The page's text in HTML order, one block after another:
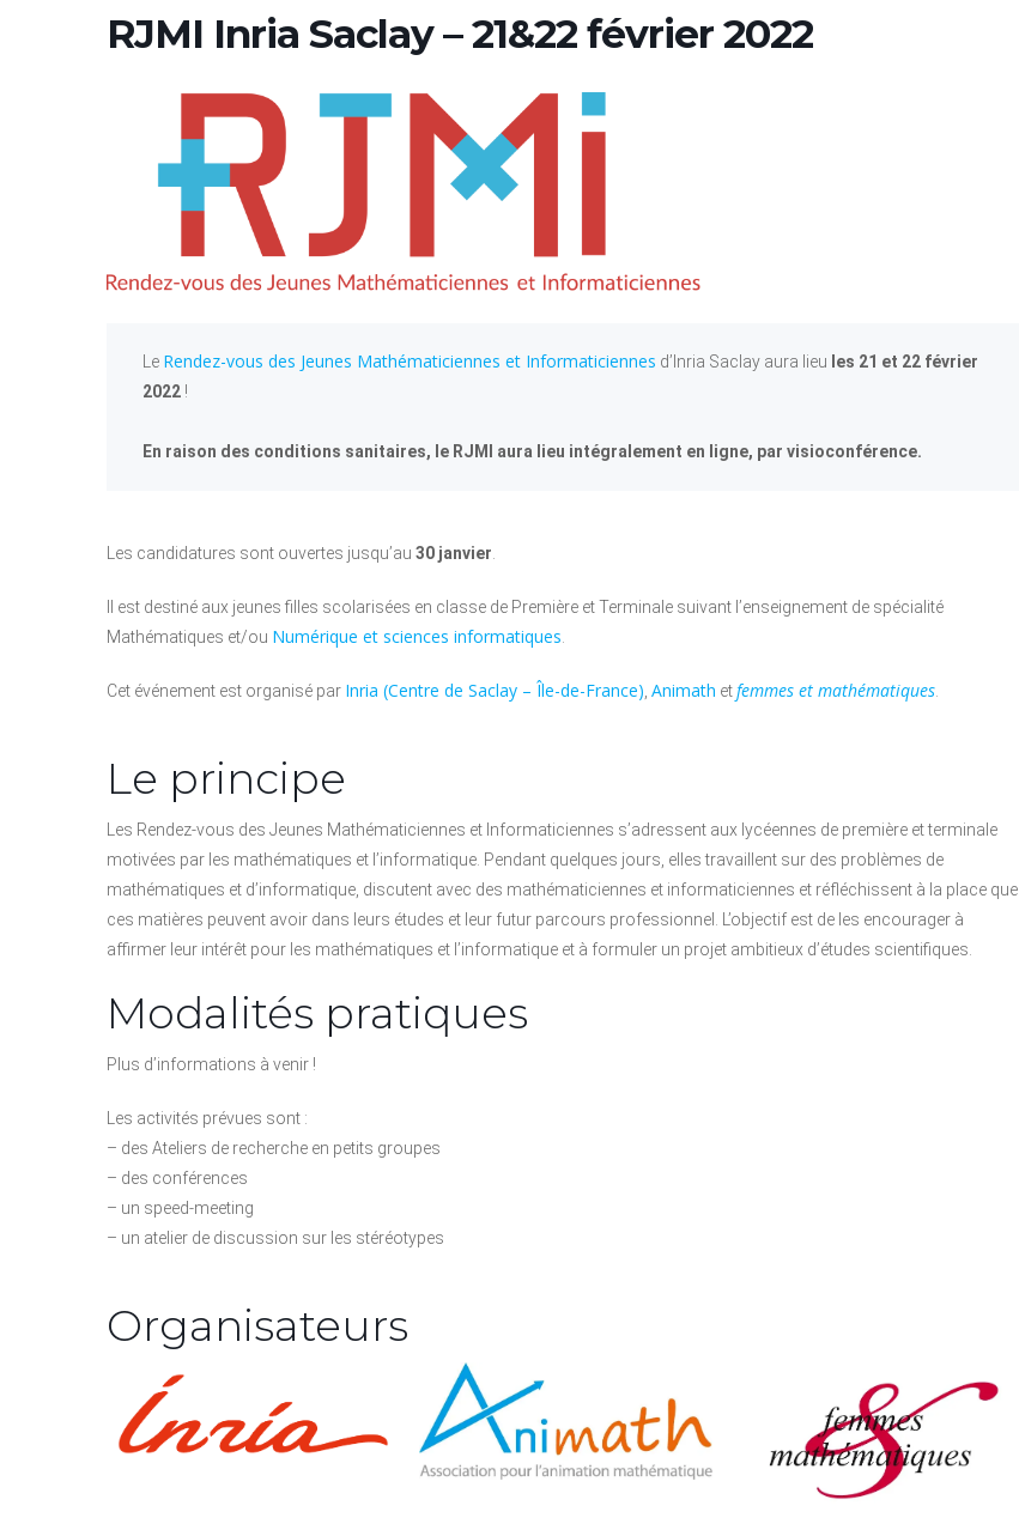
RJMI Inria Saclay – 21&22 février 2022
Le Rendez-vous des Jeunes Mathématiciennes et Informaticiennes d’Inria Saclay aura lieu les 21 et 22 février
2022 !
En raison des conditions sanitaires, le RJMI aura lieu intégralement en ligne, par visioconférence.
Les candidatures sont ouvertes jusqu’au 30 janvier
Il est destiné aux jeunes filles scolarisées en classe de Première et Terminale suivant l’enseignement de spécialité
Mathématiques et/ou Numérique et sciences informatiques
Cet événement est organisé par Inria (Centre de Saclay – Île-de-France) Animath etfemmes et mathématiques
Le principe
Les Rendez-vous des Jeunes Mathématiciennes et Informaticiennes s’adressent aux lycéennes de première et terminale
motivées par les mathématiques et l’informatique. Pendant quelques jours, elles travaillent sur des problèmes de
mathématiques et d’informatique, discutent avec des mathématiciennes et informaticiennes et réfléchissent à la place que
ces matières peuvent avoir dans leurs études et leur futur parcours professionnel. L’objectif est de les encourager à
affirmer leur intérêt pour les mathématiques et l’informatique et à formuler un projet ambitieux d’études scientifiques.
Modalités pratiques
Plus d’informations à venir !
Les activités prévues sont :
– des Ateliers de recherche en petits groupes
– des conférences
– un speed-meeting
– un atelier de discussion sur les stéréotypes
Organisateurs